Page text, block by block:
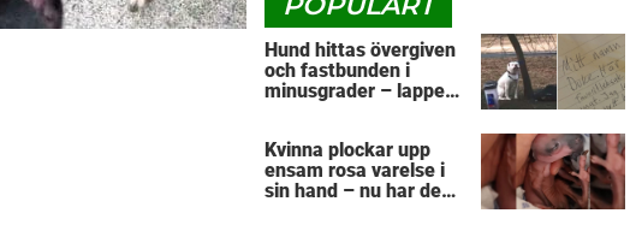
Hund hittas övergiven
och fastbunden i
minusgrader – lappen
fruktansvärda
Kvinna plockar upp
ensam rosa varelse i
sin hand – nu har den